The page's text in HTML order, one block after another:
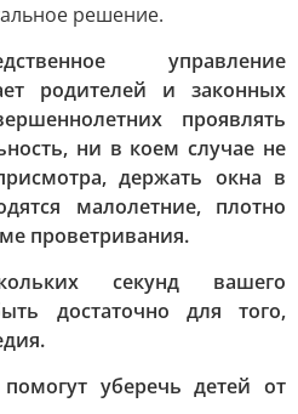
решение.
управление
родителей и законных
проявлять
ни в коем случае не
держать окна в
малолетние, плотно
проветривания.
секунд вашего
достаточно для того,
уберечь детей от